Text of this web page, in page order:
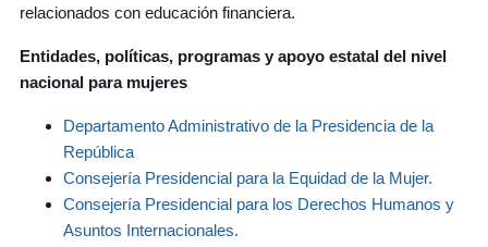
relacionados con educación financiera.
Entidades, políticas, programas y apoyo estatal del nivel
nacional para mujeres
Departamento Administrativo de la Presidencia de la
República
Consejería Presidencial para la Equidad de la Mujer.
Consejería Presidencial para los Derechos Humanos y
Asuntos Internacionales.